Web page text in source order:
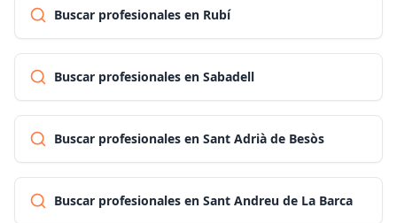
Buscar profesionales en Rubí
Buscar profesionales en Sabadell
Buscar profesionales en Sant Adrià de Besòs
Buscar profesionales en Sant Andreu de La Barca